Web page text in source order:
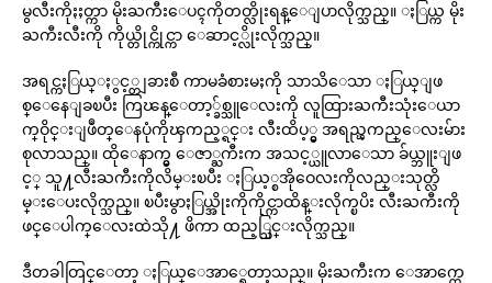
မွလီးကိုႏႈတ္ကာ မိုးႀကီးေပၚကိုတတ္လိုးရန္ေျပာလိုက္သည္။ ႏြယ္က မိုး
ႀကီးလီးကို ကိုယ္တိုင္ကိုင္ကာ ေဆာင့္လိုးလိုက္သည္။
အရင္ကႏြယ္ႏွင့္တျခားစီ ကာမခံစားမႈကို သာသိေသာ ႏြယ္ျဖ
စ္ေနေျခၿပီး ကြၽန္ေတာ့္ခ်စ္သူေလးကို လူထြားႀကီးသုံးေယာ
က္ဝိုင္းျဖဳတ္ေနပုံကိုၾကည့္ရင္း လီးထိပ့္မွ အရည္ၾကည္ေလးမ်ား
စုလာသည္။ ထိုေနာက္မွ ေဇာ္ႀကီးက အသင့္ယူလာေသာ ခ်ယ္ဘူးျဖ
င့္ သူ႔လီးႀကီးကိုလိမ္းၿပီး ႏြယ့္စအိုဝေလးကိုလည္းသုတ္လိ
မ္းေပးလိုက္သည္။ ၿပီးမွာႏြယ္အိုးကိုကိုင္ကာထိန္းလိုက္ၿပိး လီးႀကီးကို
ဖင္ေပါက္ေလးထဲသို႔ ဖိကာ ထည့္သြင္းလိုက္သည္။
ဒီတခါတြင္ေတာ့ ႏြယ္ေအာ္ရေတာ့သည္။ မိုးႀကီးက ေအာက္ကေ